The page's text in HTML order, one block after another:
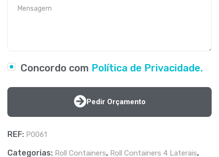
Concordo com Política de Privacidade.
Pedir Orçamento
REF: P0061
Categorias: Roll Containers, Roll Containers 4 Laterais,